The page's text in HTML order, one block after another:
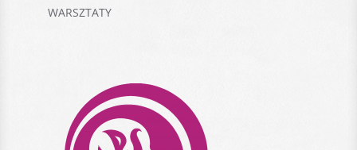
WARSZTATY